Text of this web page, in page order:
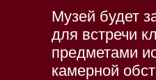
Музей будет
для встречи
предметами
камерной